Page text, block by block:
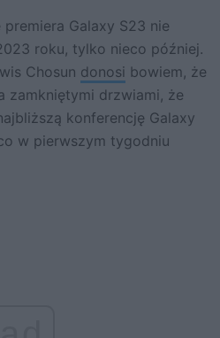
Galaxy S23 nie
roku, tylko nieco później.
Chosun donosi bowiem, że
zamkniętymi drzwiami, że
konferencję Galaxy
w pierwszym tygodniu